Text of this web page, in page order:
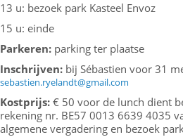
13 u: bezoek park Kasteel Envoz
15 u: einde
Parkeren: parking ter plaatse
Inschrijven: bij Sébastien voor 31
sebastien.ryelandt@gmail.com
Kostprijs: € 50 voor de lunch dient
rekening nr. BE57 0013 6639 4035
algemene vergadering en bezoek